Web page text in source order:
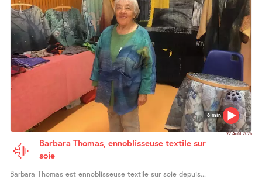
6 min
22 Août 2026
Barbara Thomas, ennoblisseuse textile sur
soie
Barbara Thomas est ennoblisseuse textile sur soie depuis...